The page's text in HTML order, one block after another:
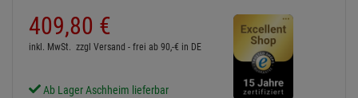
409,80 €
inkl. MwSt. zzgl Versand - frei ab 90,-€ in DE
Ab Lager Aschheim lieferbar